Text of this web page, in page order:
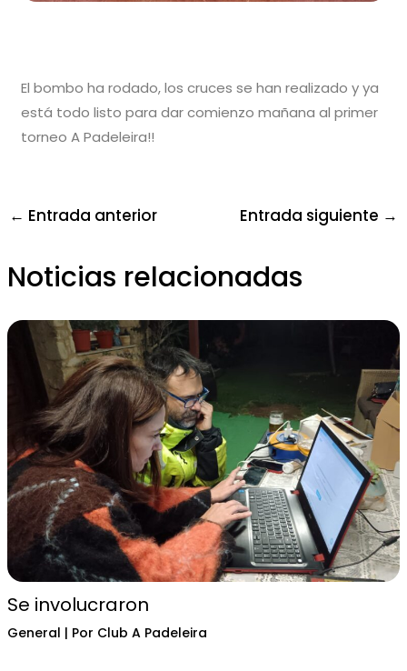
El bombo ha rodado, los cruces se han realizado y ya
está todo listo para dar comienzo mañana al primer
torneo A Padeleira!!
← Entrada anterior Entrada siguiente →
Noticias relacionadas
Se involucraron
General | Por Club A Padeleira